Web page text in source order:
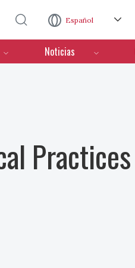
Español
Noticias
Practices